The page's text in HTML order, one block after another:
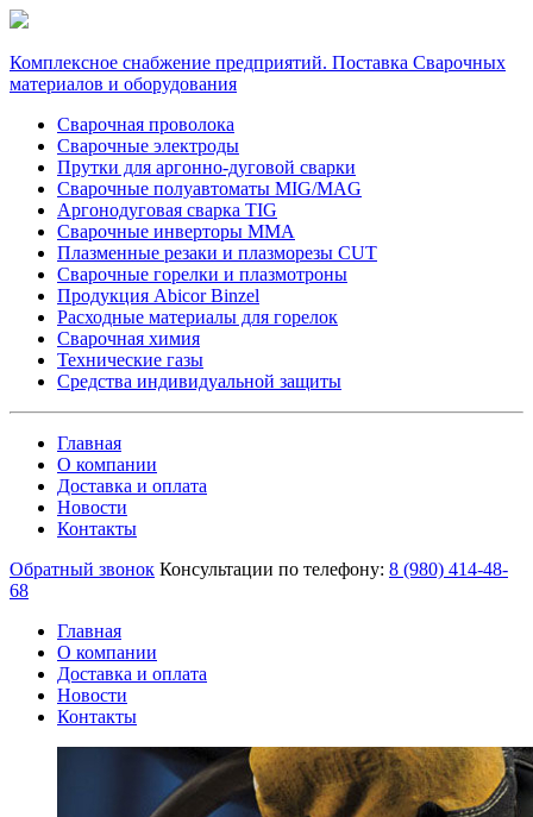
Комплексное снабжение предприятий. Поставка Сварочных
материалов и оборудования
Сварочная проволока
Сварочные электроды
Прутки для аргонно-дуговой сварки
Сварочные полуавтоматы MIG/MAG
Аргонодуговая сварка TIG
Сварочные инверторы MMA
Плазменные резаки и плазморезы CUT
Сварочные горелки и плазмотроны
Продукция Abicor Binzel
Расходные материалы для горелок
Сварочная химия
Технические газы
Средства индивидуальной защиты
Главная
О компании
Доставка и оплата
Новости
Контакты
Обратный звонок Консультации по телефону: 8 (980) 414-48-
68
Главная
О компании
Доставка и оплата
Новости
Контакты